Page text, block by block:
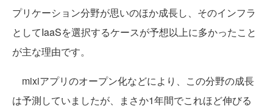
プリケーション分野が思いのほか成長し、そのインフラ
としてIaaSを選択するケースが予想以上に多かったこと
が主な理由です。
mixiアプリのオープン化などにより、この分野の成長
は予測していましたが、まさか1年間でこれほど伸びる